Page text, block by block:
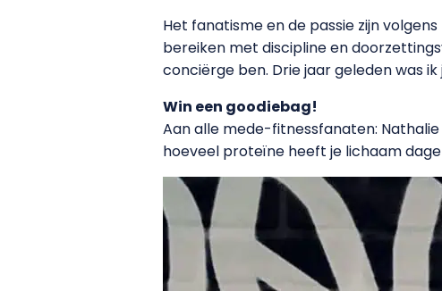
Het fanatisme en de passie zijn
bereiken met discipline en
conciërge ben. Drie jaar geleden was
Win een goodiebag!
Aan alle mede-fitnessfanaten:
hoeveel proteïne heeft je lichaam